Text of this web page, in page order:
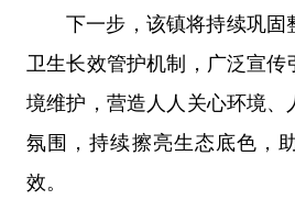
下一步，该镇将持续巩固
卫生长效管护机制，广泛宣
境维护，营造人人关心环境、
氛围，持续擦亮生态底色，
效。